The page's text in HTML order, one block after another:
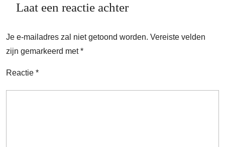
Laat een reactie achter
Je e-mailadres zal niet getoond worden. Vereiste velden
zijn gemarkeerd met*
Reactie *